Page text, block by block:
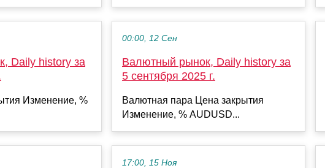
Daily history за
Изменение, %
00:00, 12 Сен
Валютный рынок, Daily history за
5 сентября 2025 г.
Валютная пара Цена закрытия
Изменение, % AUDUSD...
17:00, 15 Ноя